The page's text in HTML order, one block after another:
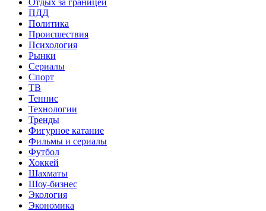
ПДД
Политика
Происшествия
Психология
Рынки
Сериалы
Спорт
ТВ
Теннис
Технологии
Тренды
Фигурное катание
Фильмы и сериалы
Футбол
Хоккей
Шахматы
Шоу-бизнес
Экология
Экономика